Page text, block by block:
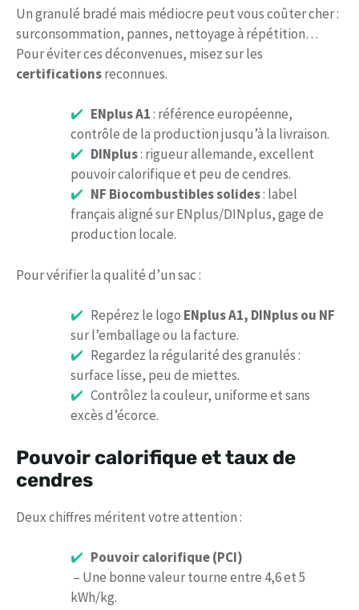
Un granulé bradé mais médiocre peut vous coûter cher :
surconsommation, pannes, nettoyage à répétition…
Pour éviter ces déconvenues, misez sur les
certificationsreconnues.
ENplus A1: référence européenne,
contrôle de la production jusqu’à la livraison.
DINplus: rigueur allemande, excellent
pouvoir calorifique et peu de cendres.
NF Biocombustibles solides: label
français aligné sur ENplus/DINplus, gage de
production locale.
Pour vérifier la qualité d’un sac :
Repérez le logo ENplus A1, DINplus ou NF
sur l’emballage ou la facture.
Regardez la régularité des granulés :
surface lisse, peu de miettes.
Contrôlez la couleur, uniforme et sans
excès d’écorce.
Pouvoir calorifique et taux de
cendres
Deux chiffres méritent votre attention :
Pouvoir calorifique (PCI)
– Une bonne valeur tourne entre 4,6 et 5
kWh/kg.